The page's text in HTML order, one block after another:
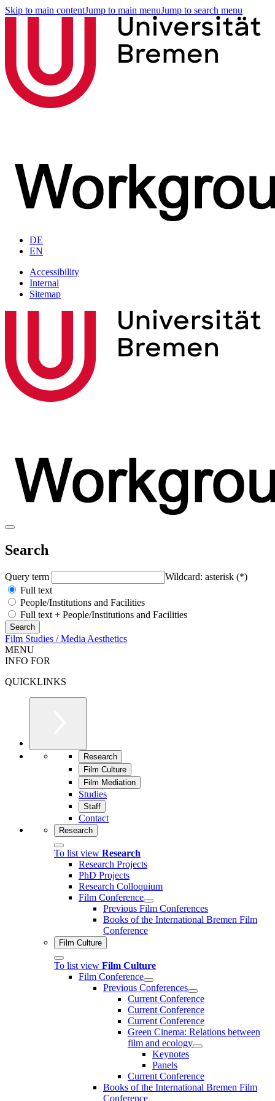
Skip to main contentJump to main menuJump to search menu
DE
EN
Accessibility
Internal
Sitemap
Search
Query term
Wildcard: asterisk (*)
Full text
People/Institutions and Facilities
Full text + People/Institutions and Facilities
Film Studies / Media Aesthetics
MENU
INFO FOR
QUICKLINKS
Research
Film Culture
Film Mediation
Studies
Staff
Contact
Research
To list view Research
Research Projects
PhD Projects
Research Colloquium
Film Conference
Previous Film Conferences
Books of the International Bremen Film
Conference
Film Culture
To list view Film Culture
Film Conference
Previous Conferences
Current Conference
Current Conference
Current Conference
Green Cinema: Relations between
film and ecology
Keynotes
Panels
Current Conference
Books of the International Bremen Film
Conference